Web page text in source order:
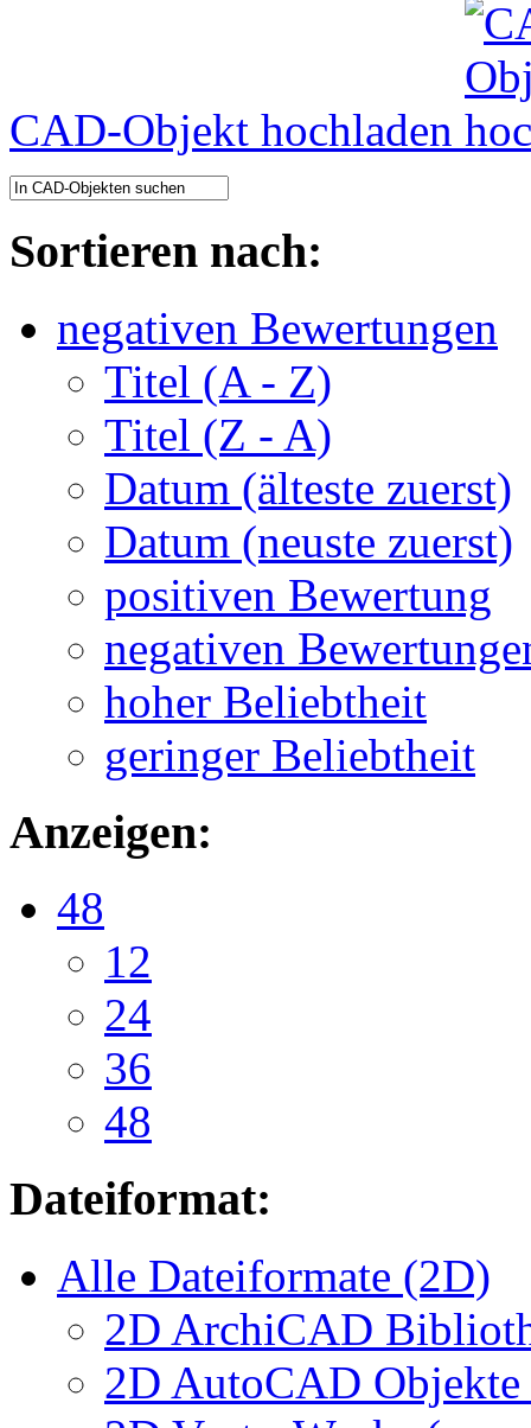
CAD-Objekt hochladen
Sortieren nach:
negativen Bewertungen
Titel (A - Z)
Titel (Z - A)
Datum (älteste zuerst)
Datum (neuste zuerst)
positiven Bewertung
negativen
hoher Beliebtheit
geringer Beliebtheit
Anzeigen:
48
12
24
36
48
Dateiformat:
Alle Dateiformate (2D)
2D ArchiCAD
2D AutoCAD